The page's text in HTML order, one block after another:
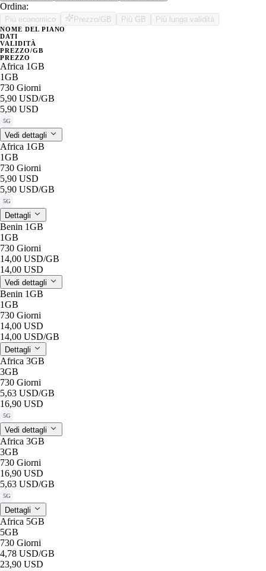
Ordina:
Più economico Prezzo/GB Più GB Più lunga validità
NOME DEL PIANO
DATI
VALIDITÀ
PREZZO/GB
PREZZO
Africa 1GB
1GB
730 Giorni
5,90 USD/GB
5,90 USD
5G
Vedi dettagli
Africa 1GB
1GB
730 Giorni
5,90 USD
5,90 USD/GB
5G
Dettagli
Benin 1GB
1GB
730 Giorni
14,00 USD/GB
14,00 USD
Vedi dettagli
Benin 1GB
1GB
730 Giorni
14,00 USD
14,00 USD/GB
Dettagli
Africa 3GB
3GB
730 Giorni
5,63 USD/GB
16,90 USD
5G
Vedi dettagli
Africa 3GB
3GB
730 Giorni
16,90 USD
5,63 USD/GB
5G
Dettagli
Africa 5GB
5GB
730 Giorni
4,78 USD/GB
23,90 USD